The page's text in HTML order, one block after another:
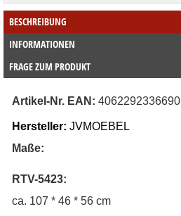
BESCHREIBUNG
INFORMATIONEN
FRAGE ZUM PRODUKT
Artikel-Nr. EAN: 4062292336690
Hersteller: JVMOEBEL
Maße:
RTV-5423:
ca. 107 * 46 * 56 cm